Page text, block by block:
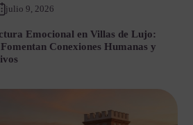
julio 9, 2026
Emocional en Villas de Lujo:
Conexiones Humanas y